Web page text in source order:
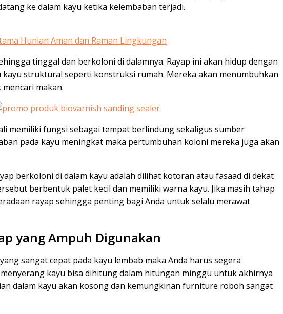
ke dalam kayu ketika kelembaban terjadi.
Hunian Aman dan Raman Lingkungan
tinggal dan berkoloni di dalamnya. Rayap ini akan hidup dengan
kayu struktural seperti konstruksi rumah. Mereka akan menumbuhkan
makan.
memiliki fungsi sebagai tempat berlindung sekaligus sumber
pada kayu meningkat maka pertumbuhan koloni mereka juga akan
berkoloni di dalam kayu adalah dilihat kotoran atau fasaad di dekat
berbentuk palet kecil dan memiliki warna kayu. Jika masih tahap
rayap sehingga penting bagi Anda untuk selalu merawat
yang Ampuh Digunakan
sangat cepat pada kayu lembab maka Anda harus segera
kayu bisa dihitung dalam hitungan minggu untuk akhirnya
dalam kayu akan kosong dan kemungkinan furniture roboh sangat